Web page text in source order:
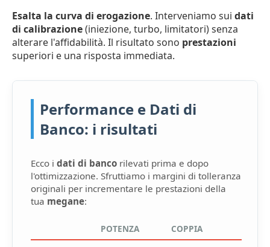
Esalta la curva di erogazione. Interveniamo sui dati
di calibrazione(iniezione, turbo, limitatori) senza
alterare l'affidabilità. Il risultato sono prestazioni
superiori e una risposta immediata.
Performance e Dati di
Banco: i risultati
Ecco i dati di banco rilevati prima e dopo
l'ottimizzazione. Sfruttiamo i margini di tolleranza
originali per incrementare le prestazioni della
tua megane:
POTENZA COPPIA